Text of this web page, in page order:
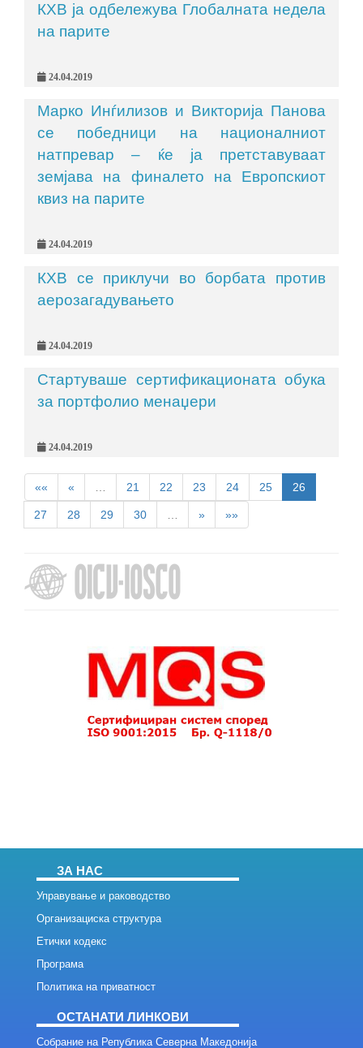
КХВ ја одбележува Глобалната недела
на парите
24.04.2019
Марко Инѓилизов и Викторија Панова
се победници на националниот
натпревар – ќе ја претставуваат
земјава на финалето на Европскиот
квиз на парите
24.04.2019
КХВ се приклучи во борбата против
аерозагадувањето
24.04.2019
Стартуваше сертификационата обука
за портфолио менаџери
24.04.2019
«« « … 21 22 23 24 25 26
27 28 29 30 … » »»
ЗА НАС
Управување и раководство
Организациска структура
Етички кодекс
Програма
Политика на приватност
ОСТАНАТИ ЛИНКОВИ
Собрание на Република Северна Македонија